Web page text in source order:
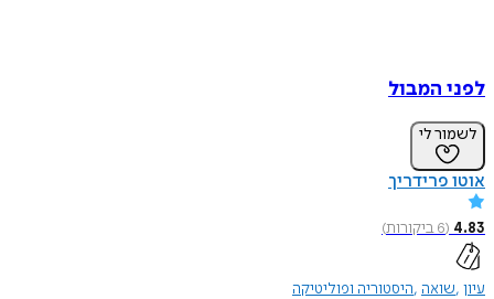
לפני המבול
לשמור לי
אוטו פרידריך
4.83
(
6ביקורות)
עיון שואה היסטוריה ופוליטיקה